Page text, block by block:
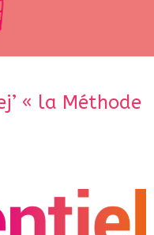
« la Méthode